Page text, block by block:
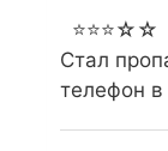
⭐⭐⭐☆☆
Стал
телефон